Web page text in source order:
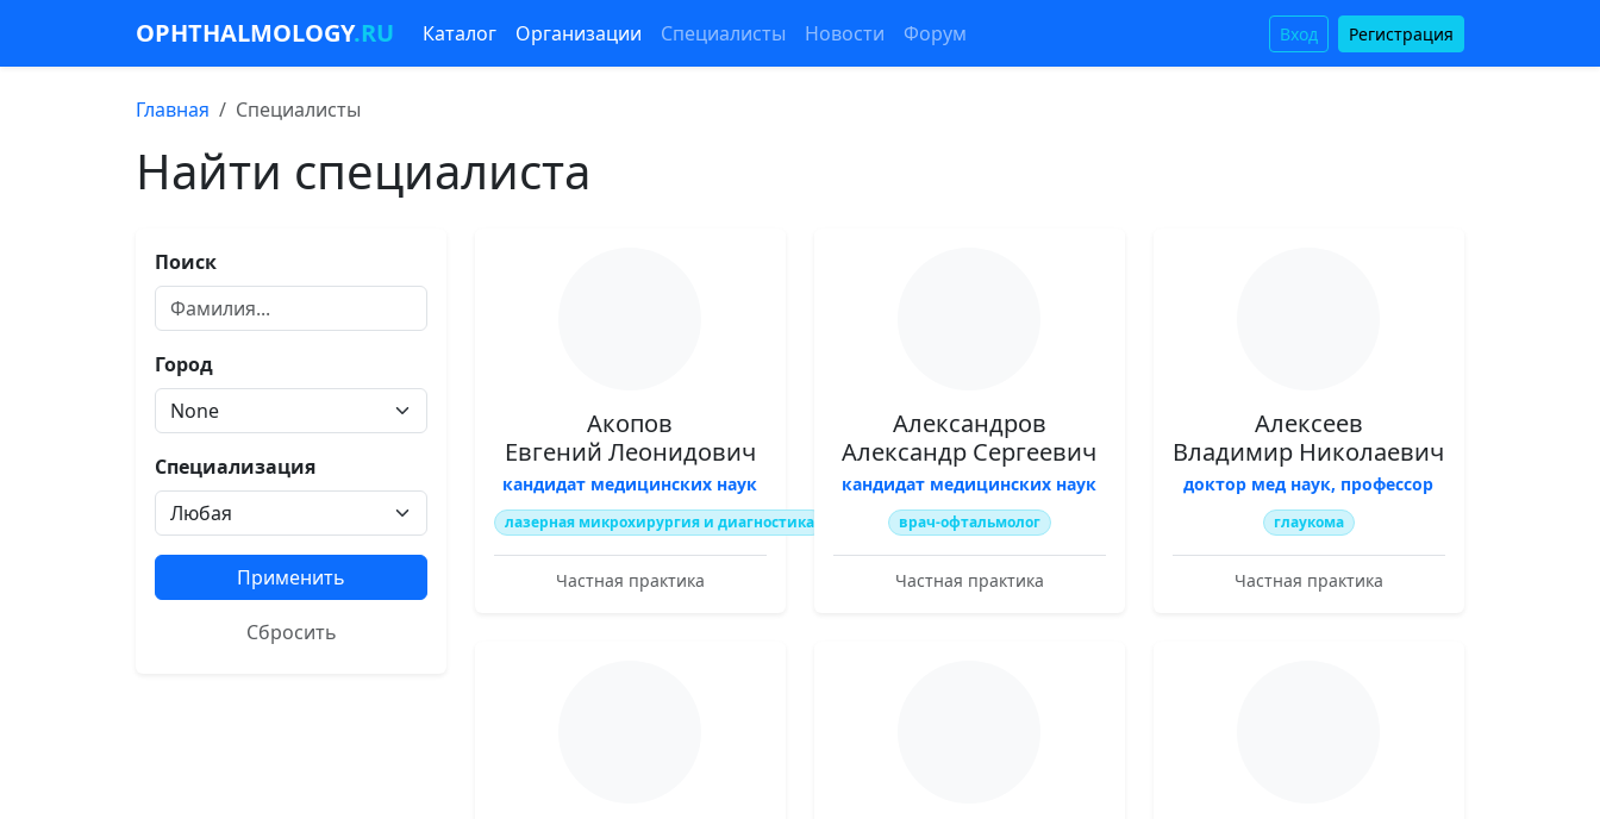
OPHTHALMOLOGY.RU Каталог Организации Специалисты Новости Форум Вход Регистрация
Главная Специалисты
Найти специалиста
Поиск
Город
Специализация
Применить
Сбросить
Акопов
Евгений Леонидович
кандидат медицинских наук
лазерная микрохирургия и диагностика
Частная практика
Александров
Александр Сергеевич
кандидат медицинских наук
врач-офтальмолог
Частная практика
Алексеев
Владимир Николаевич
доктор мед наук, профессор
глаукома
Частная практика